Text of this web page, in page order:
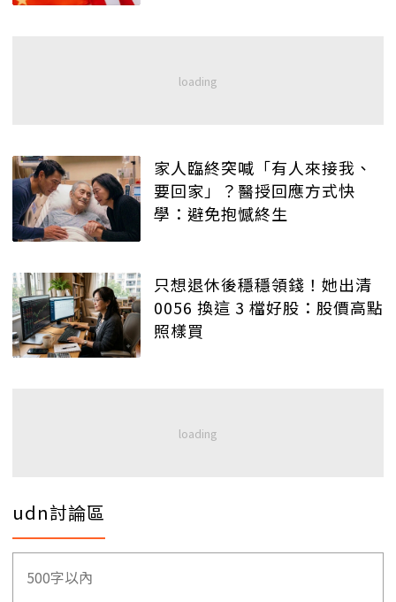
家人臨終突喊「有人來接我、
要回家」？醫授回應方式快
學：避免抱憾終生
只想退休後穩穩領錢！她出清
0056 換這 3 檔好股：股價高點
照樣買
udn討論區